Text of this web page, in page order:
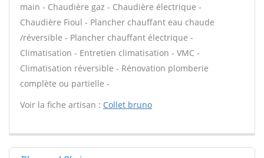
main - Chaudière gaz - Chaudière électrique -
Chaudière Fioul - Plancher chauffant eau chaude
/réversible - Plancher chauffant électrique -
Climatisation - Entretien climatisation - VMC -
Climatisation réversible - Rénovation plomberie
complète ou partielle -
Voir la fiche artisan : Collet bruno